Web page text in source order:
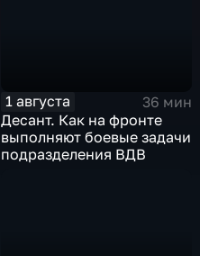
1 августа
36 мин
Десант. Как на фронте
выполняют боевые задачи
подразделения ВДВ